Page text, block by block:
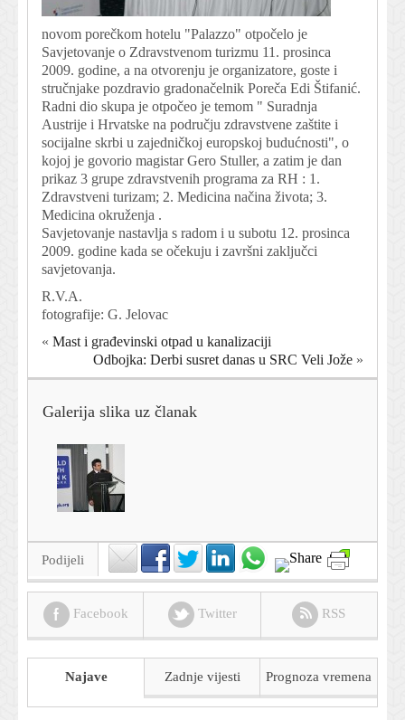
novom porečkom hotelu "Palazzo" otpočelo je
Savjetovanje o Zdravstvenom turizmu 11. prosinca
2009. godine, a na otvorenju je organizatore, goste i
stručnjake pozdravio gradonačelnik Poreča Edi Štifanić.
Radni dio skupa je otpočeo je temom " Suradnja
Austrije i Hrvatske na području zdravstvene zaštite i
socijalne skrbi u zajedničkoj europskoj budućnosti", o
kojoj je govorio magistar Gero Stuller, a zatim je dan
prikaz 3 grupe zdravstvenih programa za RH : 1.
Zdravstveni turizam; 2. Medicina načina života; 3.
Medicina okruženja .
Savjetovanje nastavlja s radom i u subotu 12. prosinca
2009. godine kada se očekuju i završni zaključci
savjetovanja.
R.V.A.
fotografije: G. Jelovac
« Mast i građevinski otpad u kanalizaciji
Odbojka: Derbi susret danas u SRC Veli Jože »
Galerija slika uz članak
Podijeli
Facebook Twitter RSS
Najave Zadnje vijesti Prognoza vremena